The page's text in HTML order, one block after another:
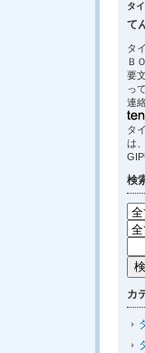
タ
て
タ
Ｂ
要
っ
連
タ
は
検
カ